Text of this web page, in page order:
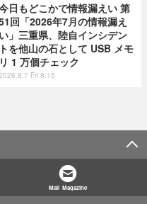
日もどこかで情報漏えい 第
回「2026年7月の情報漏え
い」三重県、陸自インシデン
トを他山の石として USB メモ
リ 1 万個チェック
Fri 8:15
Mail Magazine